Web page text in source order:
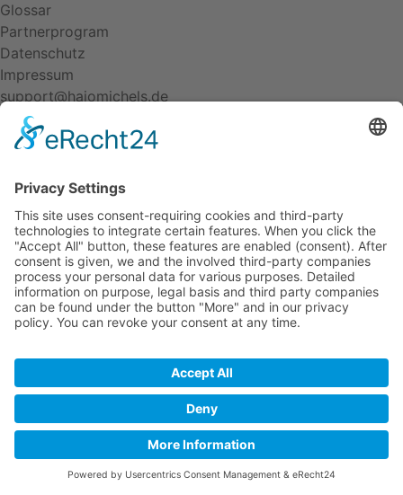
Glossar
Partnerprogram
Datenschutz
Impressum
support@hajomichels.de
All rights reserved